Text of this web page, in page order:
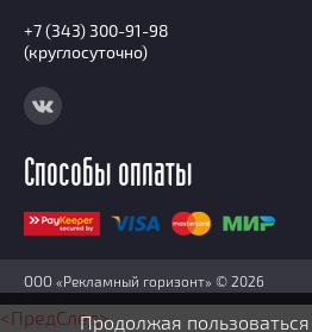
+7 (343) 300-91-98
(круглосуточно)
Способы оплаты
ООО «Рекламный горизонт» © 2026
Продолжая
<ПредСлед>